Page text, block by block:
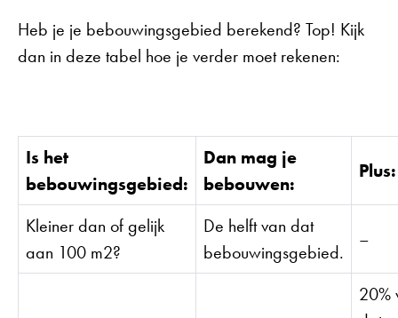
Heb je je bebouwingsgebied berekend? Top! Kijk
dan in deze tabel hoe je verder moet rekenen:
Is het
bebouwingsgebied:
Dan mag je
bebouwen:
Plus:
Kleiner dan of gelijk
aan 100 m2?
De helft van dat
bebouwingsgebied.
–
20%